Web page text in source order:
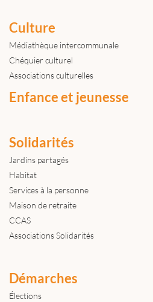
Culture
Médiathèque intercommunale
Chéquier culturel
Associations culturelles
Enfance et jeunesse
Solidarités
Jardins partagés
Habitat
Services à la personne
Maison de retraite
CCAS
Associations Solidarités
Démarches
Élections